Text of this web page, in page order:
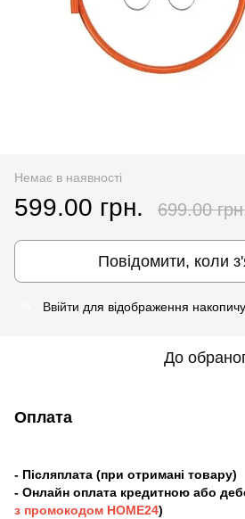
Немає в наявності
599.00 грн. 699.00
Повідомити, коли
Ввійти для відображення
До
Оплата
- Післяплата (при отримані товару)
- Онлайн оплата кредитною або
з промокодом HOME24)